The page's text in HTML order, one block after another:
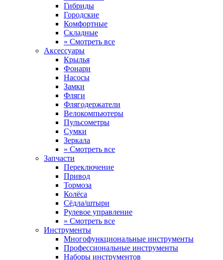
Гибриды
Городские
Комфортные
Складные
» Смотреть все
Аксессуары
Крылья
Фонари
Насосы
Замки
Фляги
Флягодержатели
Велокомпьютеры
Пульсометры
Сумки
Зеркала
» Смотреть все
Запчасти
Переключение
Привод
Тормоза
Колёса
Сёдла/штыри
Рулевое управление
» Смотреть все
Инструменты
Многофункциональные инструменты
Профессиональные инструменты
Наборы инструментов